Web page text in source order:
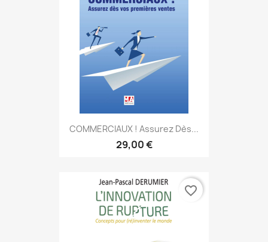
COMMERCIAUX ! Assurez Dès...
29,00 €
favorite_border